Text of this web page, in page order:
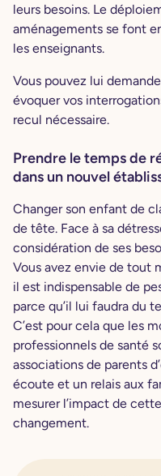
leurs besoins. Le
aménagements se font
les enseignants.
Vous pouvez lui
évoquer vos
recul nécessaire.
Prendre le temps de
dans un nouvel
Changer son enfant de
de tête. Face à sa
considération de ses
Vous avez envie de tout
il est indispensable de
parce qu’il lui faudra du
C’est pour cela que les
professionnels de santé
associations de parents
écoute et un relais aux
mesurer l’impact de
changement.